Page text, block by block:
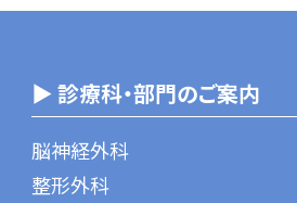
▶ 診療科・部門のご案内
脳神経外科
整形外科